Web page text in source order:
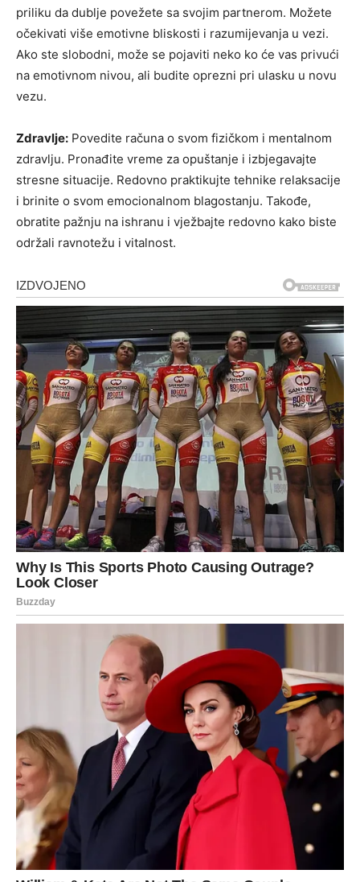
priliku da dublje povežete sa svojim partnerom. Možete
očekivati više emotivne bliskosti i razumijevanja u vezi.
Ako ste slobodni, može se pojaviti neko ko će vas privući
na emotivnom nivou, ali budite oprezni pri ulasku u novu
vezu.
Zdravlje: Povedite računa o svom fizičkom i mentalnom
zdravlju. Pronađite vreme za opuštanje i izbjegavajte
stresne situacije. Redovno praktikujte tehnike relaksacije
i brinite o svom emocionalnom blagostanju. Takođe,
obratite pažnju na ishranu i vježbajte redovno kako biste
održali ravnotežu i vitalnost.